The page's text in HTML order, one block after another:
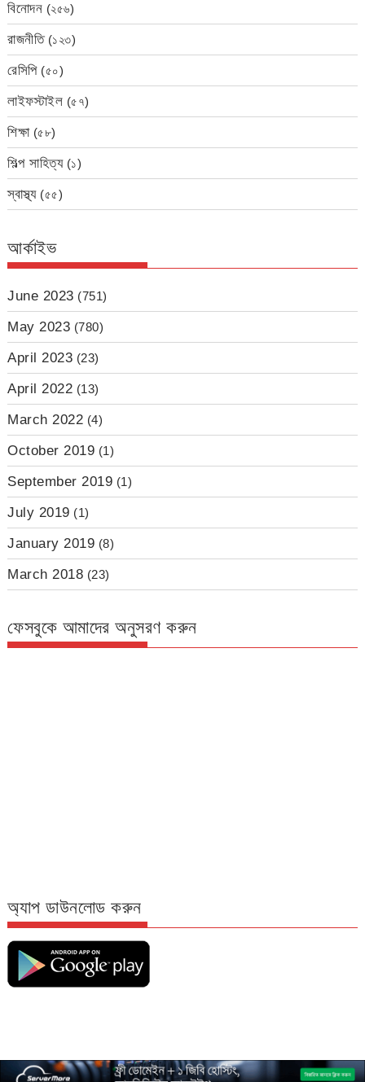
বিনোদন (২৫৬)
রাজনীতি(১২৩)
রেসিপি(৫০)
লাইফস্টাইল (৫৭)
শিক্ষা(৫৮)
শিল্প সাহিত্য(১)
স্বাস্থ্য(৫৫)
আর্কাইভ
June 2023 (751)
May 2023 (780)
April 2023 (23)
April 2022 (13)
March 2022 (4)
October 2019 (1)
September 2019 (1)
July 2019 (1)
January 2019 (8)
March 2018 (23)
ফেসবুকে আমাদের অনুসরণ করুন
অ্যাপ ডাউনলোড করুন